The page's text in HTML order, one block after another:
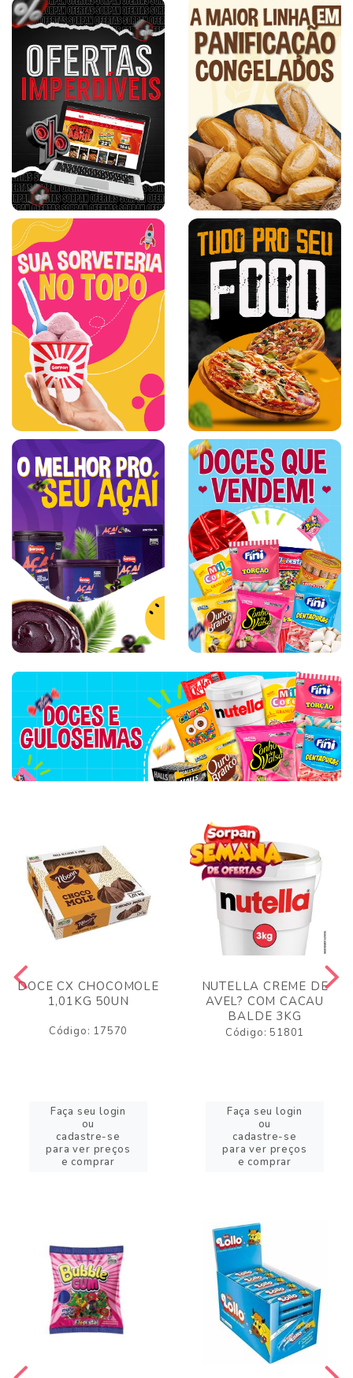
DOCE CX CHOCOMOLE
1,01KG 50UN
Código: 17570
Faça seu login
ou
cadastre-se
para ver preços
e comprar
NUTELLA CREME DE
AVEL? COM CACAU
BALDE 3KG
Código: 51801
Faça seu login
ou
cadastre-se
para ver preços
e comprar